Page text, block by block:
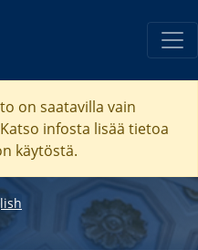
on saatavilla vain
infosta lisää tietoa
käytöstä.